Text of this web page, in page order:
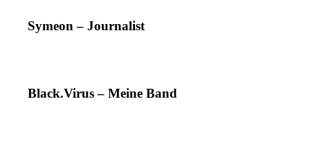
Symeon – Journalist
Black.Virus – Meine Band